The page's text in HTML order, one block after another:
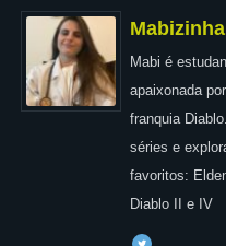
Mabizinha
Mabi é
apaixonada
franquia
séries e
favoritos:
Diablo II e IV